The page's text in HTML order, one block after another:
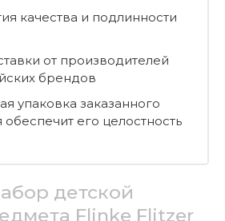
качества и подлинности
от производителей
брендов
упаковка заказанного
обеспечит его целостность
детской
Flinke Flitzer